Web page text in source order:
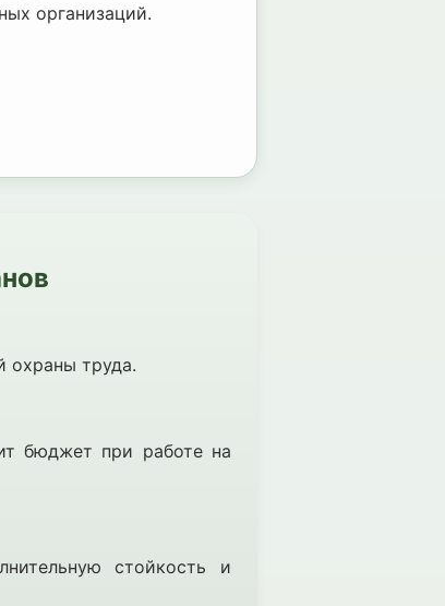
организаций.
охраны труда.
бюджет при работе на
стойкость и